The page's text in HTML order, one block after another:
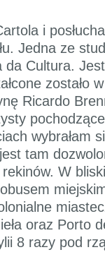
i
Jedna ze
da Cultura.
zostało
Ricardo
wybrałam
tam
W
oraz Porto
8 razy pod